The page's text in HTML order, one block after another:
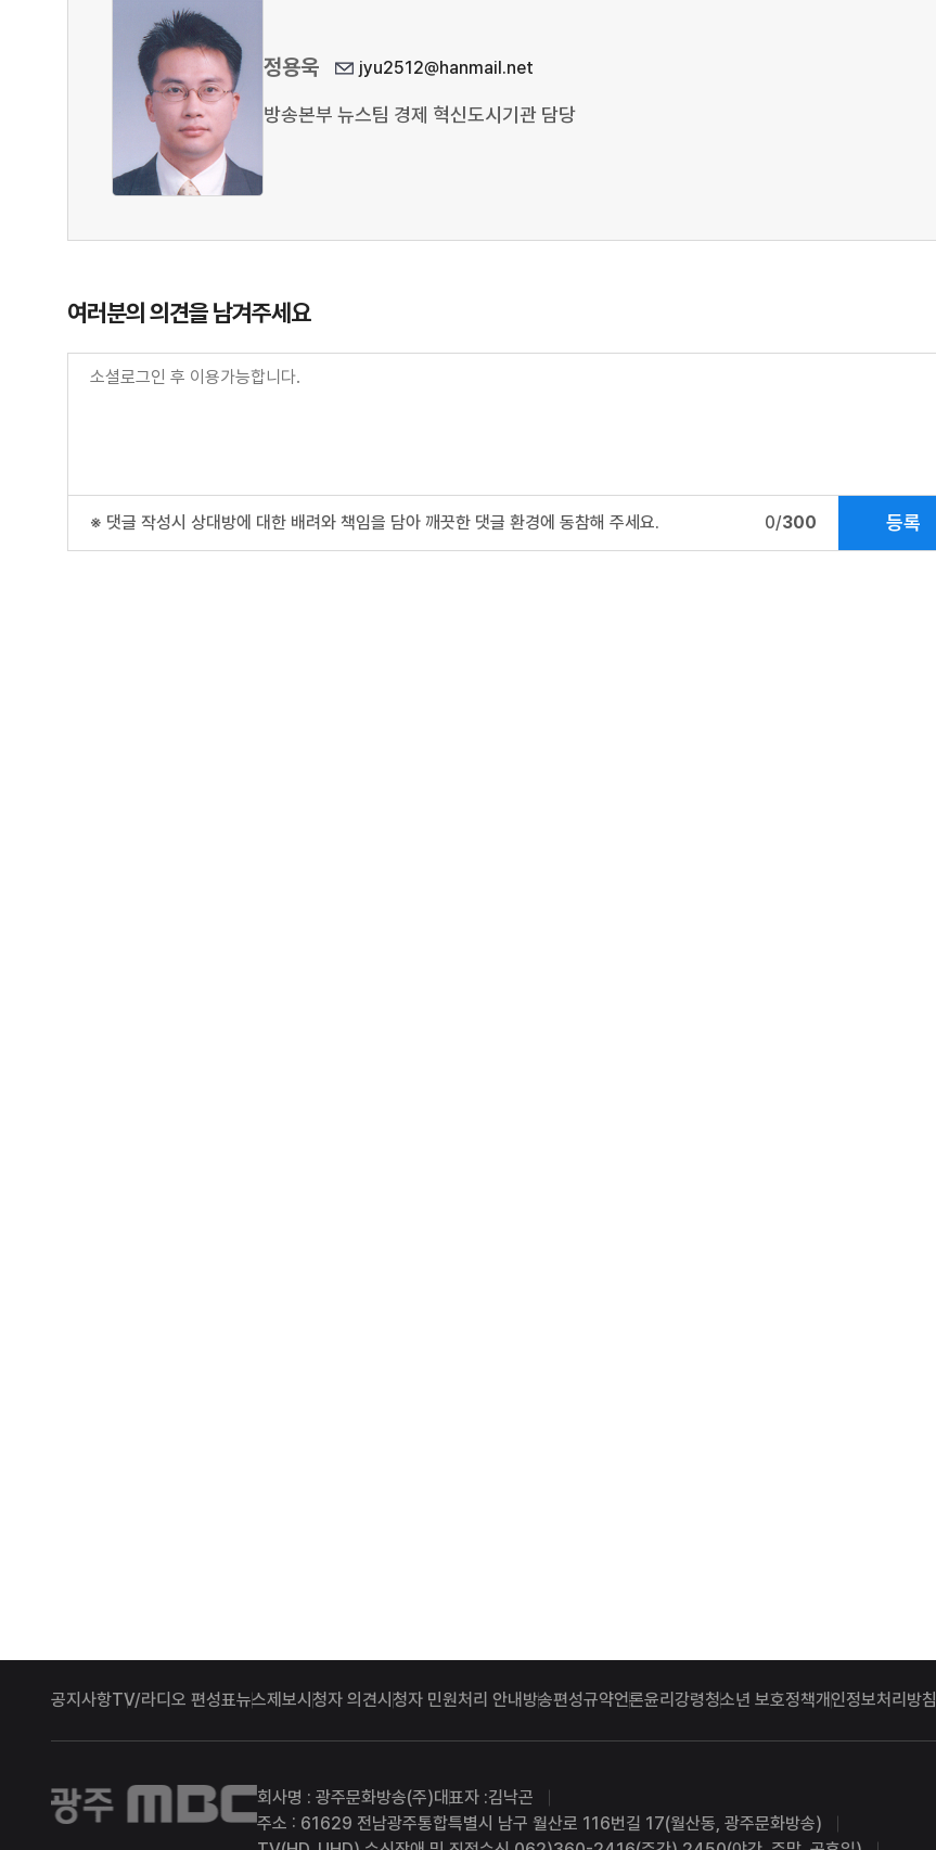
정용욱 jyu2512@hanmail.net
방송본부 뉴스팀 경제 혁신도시기관 담당
여러분의 의견을 남겨주세요
※ 댓글 작성시 상대방에 대한 배려와 책임을 담아 깨끗한 댓글 환경에 동참해 주세요. 0/300 등록
공지사항TV/라디오 편성표뉴스제보시청자 의견시청자 민원처리 안내 방송편성규약언론윤리강령청소년 보호정책개인정보처리방침
광주MBC 회사명 : 광주문화방송(주)대표자 :김낙곤
주소 : 61629 전남광주통합특별시 남구 월산로 116번길 17(월산동, 광주문화방송)